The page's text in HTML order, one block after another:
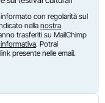
con regolarità sul
nella nostra
trasferiti su MailChimp
. Potrai
presente nelle email.